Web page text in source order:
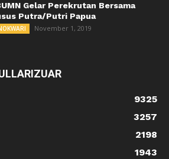
Gelar Perekrutan Bersama
Putra/Putri Papua
November 1, 2019
9325
3257
2198
1943